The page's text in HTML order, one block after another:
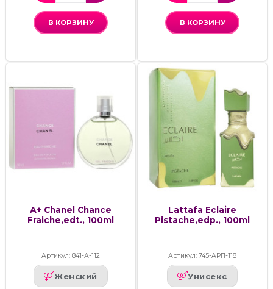
В КОРЗИНУ В КОРЗИНУ
А+ Chanel Chance
Fraiche,edt., 100ml
Артикул: 841-А-112
Женский
Lattafa Eclaire
Pistache,edp., 100ml
Артикул: 745-АРП-118
Унисекс